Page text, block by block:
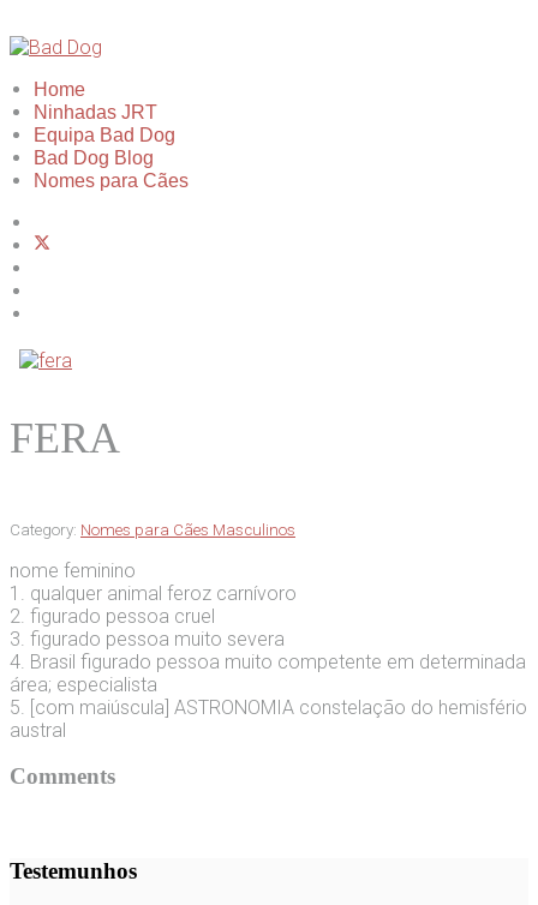
Home
Ninhadas JRT
Equipa Bad Dog
Bad Dog Blog
Nomes para Cães
FERA
Category: Nomes para Cães Masculinos
nome feminino
1. qualquer animal feroz carnívoro
2. figurado pessoa cruel
3. figurado pessoa muito severa
4. Brasil figurado pessoa muito competente em determinada
área; especialista
5. [com maiúscula] ASTRONOMIA constelação do hemisfério
austral
Comments
Testemunhos